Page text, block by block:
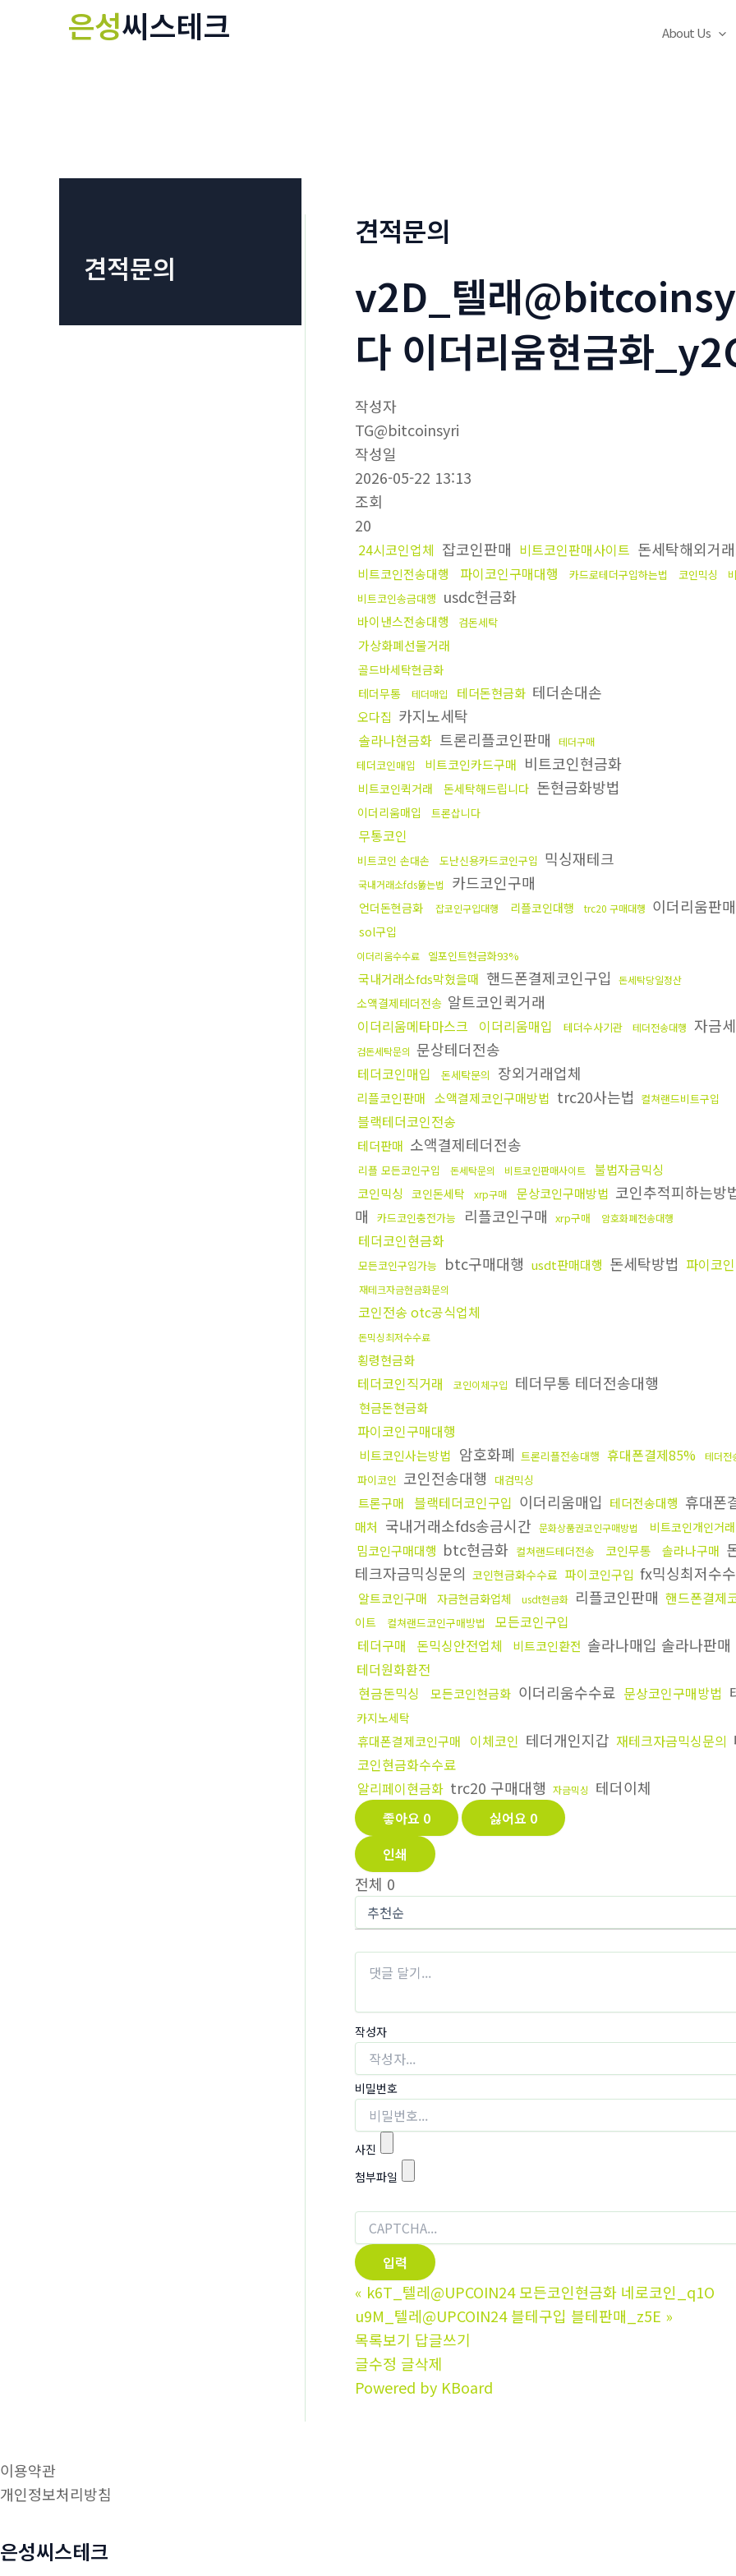
은성씨스테크 About Us
견적문의
견적문의
v2D_텔래
다 이더리움현금화
작성자
TG@bitcoinsyri
작성일
2026-05-22 13:13
조회
20
24시코인업체 잡코인판매 비트코인판매사이트 돈세탁해외거
비트코인전송대행 파이코인구매대행 카드로테더구입하는법 코인믹싱
비트코인송금대행 usdc현금화
바이낸스전송대행 검돈세탁
가상화폐선물거래
골드바세탁현금화
테더무통
테더매입 테더돈현금화 테더손대손
오다집 카지노세탁
솔라나현금화 트론리플코인판매 테더구매
테더코인매입 비트코인카드구매 비트코인현금화
비트코인퀵거래 돈세탁해드립니다 돈현금화방법
이더리움매입 트론삽니다
무통코인
비트코인 손대손 도난신용카드코인구입 믹싱재테크
국내거래소fds뚫는법 카드코인구매
언더돈현금화 잡코인구입대행 리플코인대행 trc20 구매대행 이더리움판매
sol구입
이더리움수수료 엘포인트현금화93%
국내거래소fds막혔을때 핸드폰결제코인구입 돈세탁당일정산
소액결제테더전송 알트코인퀵거래
이더리움메타마스크 이더리움매입 테더수사기관 테더전송대행 자금
검돈세탁문의 문상테더전송
테더코인매입 돈세탁문의 장외거래업체
리플코인판매 소액결제코인구매방법 trc20사는법 컬쳐랜드비트구입
블랙테더코인전송
테더판매 소액결제테더전송
리플 모든코인구입 돈세탁문의 비트코인판매사이트
불법자금믹싱
코인믹싱 코인돈세탁 xrp구매 문상코인구매방법 코인추적피하는방
매
카드코인충전가능 리플코인구매 xrp구매 암호화폐전송대행
테더코인현금화
모든코인구입가능 btc구매대행 usdt판매대행 돈세탁방법 파이코
재테크자금현금화문의
코인전송 otc공식업체
돈믹싱최저수수료
횡령현금화
테더코인직거래 코인이체구입 테더무통 테더전송대행
현금돈현금화
파이코인구매대행
비트코인사는방법 암호화폐 트론리플전송대행 휴대폰결제85% 테더전
파이코인 코인전송대행 대검믹싱
트론구매 블랙테더코인구입 이더리움매입 테더전송대행 휴대폰
매처 국내거래소fds송금시간 문화상품권코인구매방법 비트코인개인거래
밈코인구매대행 btc현금화 컬쳐랜드테더전송 코인무통 솔라나구매
테크자금믹싱문의 코인현금화수수료 파이코인구입 fx믹싱최저수
알트코인구매 자금현금화업체 usdt현금화 리플코인판매 핸드폰결제
이트 컬쳐랜드코인구매방법
모든코인구입
테더구매
돈믹싱안전업체 비트코인환전 솔라나매입 솔라나판매
테더원화환전
현금돈믹싱
모든코인현금화 이더리움수수료 문상코인구매방법
카지노세탁
휴대폰결제코인구매 이체코인 테더개인지갑 재테크자금믹싱문의
코인현금화수수료
알리페이현금화 trc20 구매대행 자금믹싱 테더이체
좋아요 0 싫어요 0
인쇄
전체 0
작성자
비밀번호
사진
첨부파일
« k6T_텔레@UPCOIN24 모든코인현금화 네로코인_q1O
u9M_텔레@UPCOIN24 블테구입 블테판매_z5E »
목록보기 답글쓰기
글수정 글삭제
Powered by KBoard
이용약관
개인정보처리방침
은성씨스테크